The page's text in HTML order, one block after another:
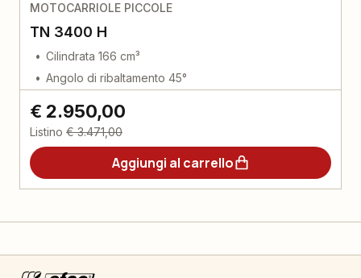
MOTOCARRIOLE PICCOLE
TN 3400 H
Cilindrata 166 cm³
Angolo di ribaltamento 45°
€ 2.950,00
Listino € 3.471,00
Aggiungi al carrello